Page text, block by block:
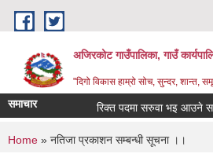
Skip to main content
अजिरकोट गाउँपालिका, गाउँ
"दिगो विकास हाम्रो सोच, सुन्दर, शान्त,
समाचार रिक्त पदमा सरुवा भइ आउने
You are here
Home » नतिजा प्रकाशन सम्बन्धी सूचना ।।